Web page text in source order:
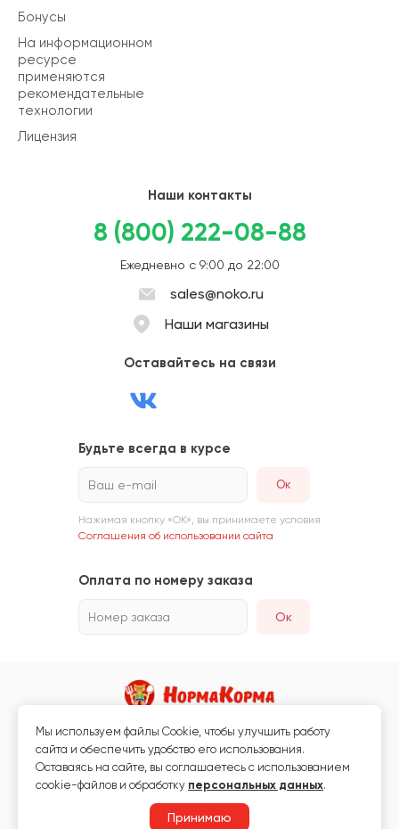
Бонусы
На информационном
ресурсе
применяются
рекомендательные
технологии
Лицензия
Наши контакты
8 (800) 222-08-88
Ежедневно с 9:00 до 22:00
sales@noko.ru
Наши магазины
Оставайтесь на связи
Будьте всегда в курсе
Ваш e-mail
Нажимая кнопку «ОК», вы принимаете условия
Соглашения об использовании сайта
Оплата по номеру заказа
Номер заказа Ок
Магазин кормов для животных и ветаптека
Любая информация, размещённая на сайте, не является публичной
офертой.
Мы используем файлы Сookie, чтобы улучшить работу
сайта и обеспечить удобство его использования.
Оставаясь на сайте, вы соглашаетесь с использованием
cookie-файлов и обработку персональных данных.
Принимаю